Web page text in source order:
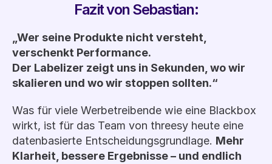
Fazit von Sebastian:
„Wer seine Produkte nicht versteht,
verschenkt Performance.
Der Labelizer zeigt uns in Sekunden, wo wir
skalieren und wo wir stoppen sollten.“
Was für viele Werbetreibende wie eine Blackbox
wirkt, ist für das Team von threesy heute eine
datenbasierte Entscheidungsgrundlage. Mehr
Klarheit, bessere Ergebnisse – und endlich